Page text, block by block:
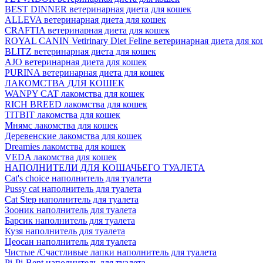
BEST DINNER ветеринарная диета для кошек
ALLEVA ветеринарная диета для кошек
CRAFTIA ветеринарная диета для кошек
ROYAL CANIN Vetirinary Diet Feline ветеринарная диета для
BLITZ ветеринарная диета для кошек
AJO ветеринарная диета для кошек
PURINA ветеринарная диета для кошек
ЛАКОМСТВА ДЛЯ КОШЕК
WANPY CAT лакомства для кошек
RICH BREED лакомства для кошек
TITBIT лакомства для кошек
Мнямс лакомства для кошек
Деревенские лакомства для кошек
Dreamies лакомства для кошек
VEDA лакомства для кошек
НАПОЛНИТЕЛИ ДЛЯ КОШАЧЬЕГО ТУАЛЕТА
Cat's choice наполнитель для туалета
Pussy cat наполнитель для туалета
Cat Step наполнитель для туалета
Зооник наполнитель для туалета
Барсик наполнитель для туалета
Кузя наполнитель для туалета
Цеосан наполнитель для туалета
Чистые /Счастливые лапки наполнитель для туалета